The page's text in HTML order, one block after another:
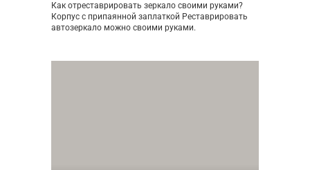
Как отреставрировать зеркало своими руками?
Корпус с припаянной заплаткой Реставрировать
автозеркало можно своими руками.